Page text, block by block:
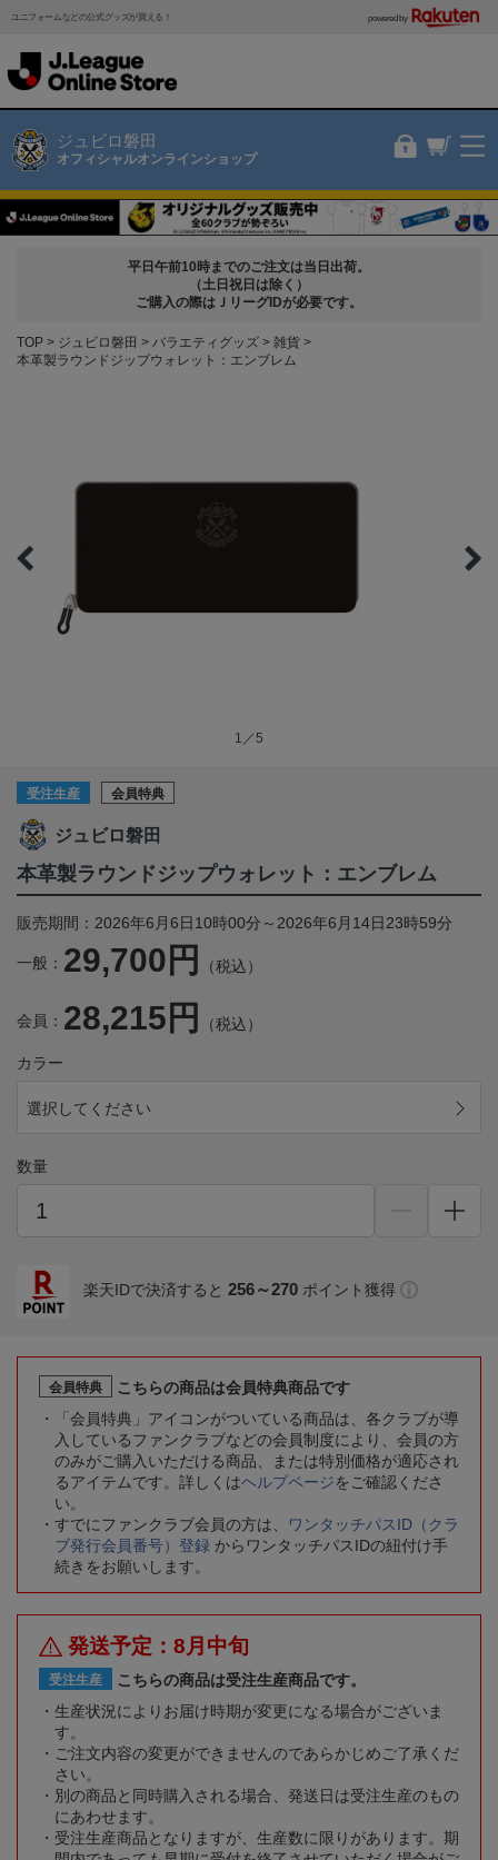
ユニフォームなどの公式グッズが買える！ powered by
ジュビロ磐田
オフィシャルオンラインショップ
平日午前10時までのご注文は当日出荷。
（土日祝日は除く）
ご購入の際はＪリーグIDが必要です。
TOP ジュビロ磐田 バラエティグッズ
雑貨
本革製ラウンドジップウォレット：エンブレム
1／5
受注生産 会員特典
ジュビロ磐田
本革製ラウンドジップウォレット：エンブレム
販売期間：2026年6月6日10時00分～2026年6月14日23時59分
一般： 29,700円 （税込）
会員： 28,215円 （税込）
カラー
選択してください
数量
楽天IDで決済すると 256～270 ポイント獲得
会員特典
こちらの商品は会員特典商品です
「会員特典」アイコンがついている商品は、各クラブが導
入しているファンクラブなどの会員制度により、会員の方
のみがご購入いただける商品、または特別価格が適応され
るアイテムです。詳しくはヘルプページをご確認くださ
い。
すでにファンクラブ会員の方は、
ワンタッチパスID（クラ
ブ発行会員番号）登録 からワンタッチパスIDの紐付け手
続きをお願いします。
発送予定：8月中旬
受注生産
こちらの商品は受注生産商品です。
生産状況によりお届け時期が変更になる場合がございま
す。
ご注文内容の変更ができませんのであらかじめご了承くだ
さい。
別の商品と同時購入される場合、発送日は受注生産のもの
にあわせます。
受注生産商品となりますが、生産数に限りがあります。期